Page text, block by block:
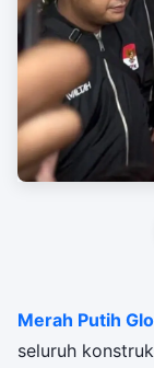
Merah Putih
seluruh